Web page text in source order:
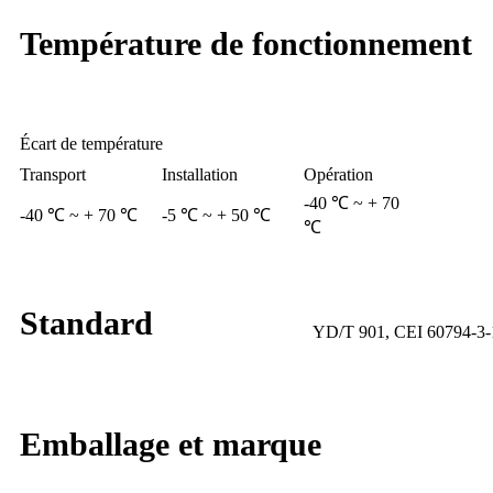
Température de fonctionnement
Écart de température
Transport
Installation Opération
-40 ℃ ~ + 70 ℃ -5 ℃ ~ + 50 ℃
-40 ℃ ~ + 70
℃
Standard YD/T 901, CEI 60794-3-
Emballage et marque